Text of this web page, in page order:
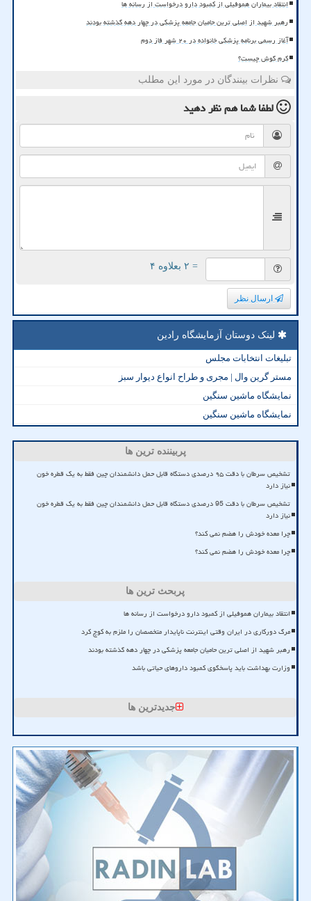
انتقاد بیماران هموفیلی از کمبود دارو درخواست از رسانه ها
رهبر شهید از اصلی ترین حامیان جامعه پزشکی در چهار دهه گذشته بودند
آغاز رسمی برنامه پزشکی خانواده در ۲۰ شهر فاز دوم
کرم گوش چیست؟
نظرات بینندگان در مورد این مطلب
لطفا شما همنظر دهید
= ۲ بعلاوه ۴
ارسال نظر
لینک دوستان آزمایشگاه رادین
تبلیغات انتخابات مجلس
مستر گرین وال | مجری و طراح انواع دیوار سبز
نمایشگاه ماشین سنگین
نمایشگاه ماشین سنگین
پربیننده ترین ها
تشخیص سرطان با دقت ۹۵ درصدی دستگاه قابل حمل دانشمندان چین فقط به یک قطره خون
نیاز دارد
تشخیص سرطان با دقت 95 درصدی دستگاه قابل حمل دانشمندان چین فقط به یک قطره خون
نیاز دارد
چرا معده خودش را هضم نمی کند؟
چرا معده خودش را هضم نمی کند؟
پربحث ترین ها
انتقاد بیماران هموفیلی از کمبود دارو درخواست از رسانه ها
مرگ دورکاری در ایران وقتی اینترنت ناپایدار متخصصان را ملزم به کوچ کرد
رهبر شهید از اصلی ترین حامیان جامعه پزشکی در چهار دهه گذشته بودند
وزارت بهداشت باید پاسخگوی کمبود داروهای حیاتی باشد
جدیدترین ها